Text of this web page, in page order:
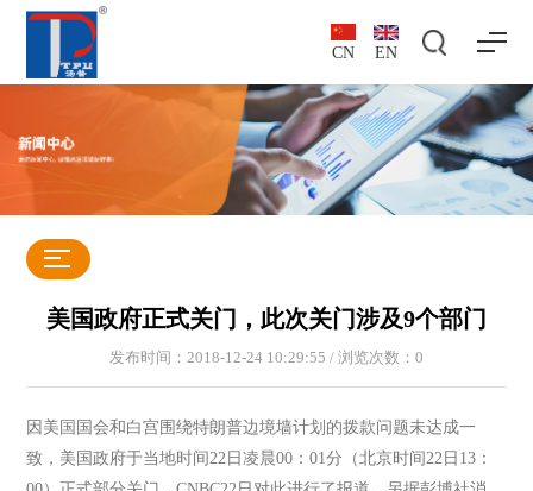
CN EN
美国政府正式关门，此次关门涉及9个部门
发布时间：2018-12-24 10:29:55 / 浏览次数： 0
因美国国会和白宫围绕特朗普边境墙计划的拨款问题未达成一
致，美国政府于当地时间22日凌晨00：01分（北京时间22日13：